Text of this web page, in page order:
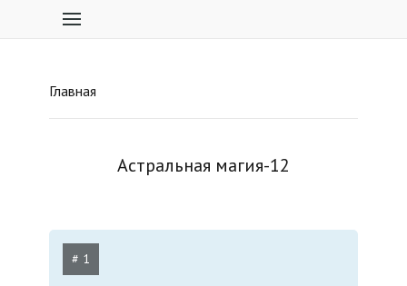
Главная
Астральная магия-12
# 1